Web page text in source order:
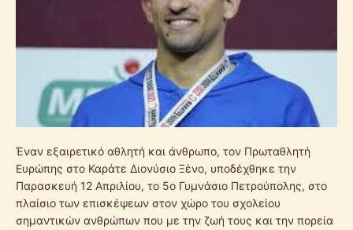
Έναν εξαιρετικό αθλητή και άνθρωπο, τον Πρωταθλητή
Ευρώπης στο Καράτε Διονύσιο Ξένο, υποδέχθηκε την
Παρασκευή 12 Απριλίου, το 5ο Γυμνάσιο Πετρούπολης, στο
πλαίσιο των επισκέψεων στον χώρο του σχολείου
σημαντικών ανθρώπων που με την ζωή τους και την πορεία